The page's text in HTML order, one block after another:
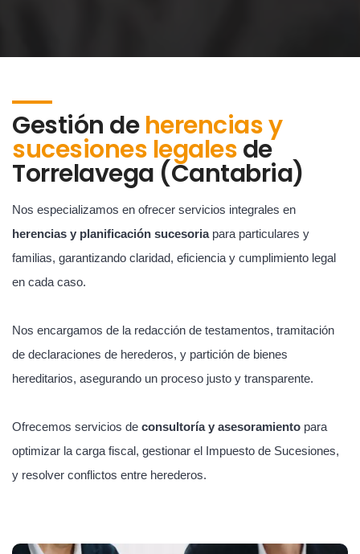
Gestión deherencias y
sucesiones legalesde
Torrelavega (Cantabria)
Nos especializamos en ofrecer servicios integrales en
herencias y planificación sucesoriapara particulares y
familias, garantizando claridad, eficiencia y cumplimiento legal
en cada caso.
Nos encargamos de la redacción de testamentos, tramitación
de declaraciones de herederos, y partición de bienes
hereditarios, asegurando un proceso justo y transparente.
Ofrecemos servicios de consultoría y asesoramiento para
optimizar la carga fiscal, gestionar el Impuesto de Sucesiones,
y resolver conflictos entre herederos.